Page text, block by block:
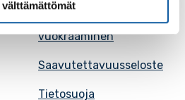
välttämättömät
Kokoustilojen
vuokraaminen
Saavutettavuusseloste
Tietosuoja